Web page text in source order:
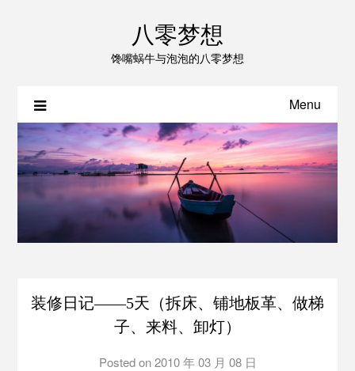
八零梦想
馋嘴蜗牛与泡泡的八零梦想
Menu
装修日记——5天（拆床、铺地板革、做梯
子、来料、卸灯）
Posted on2010 年 03 月 08 日